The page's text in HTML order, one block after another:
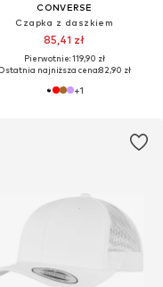
CONVERSE
Czapka z daszkiem
85,41 zł
Pierwotnie: 119,90 zł
najniższa cena:82,90 zł
+1